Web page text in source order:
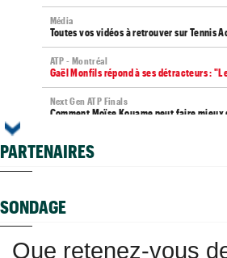
Média
Toutes vos vidéos à retrouver sur Tennis
ATP - Montréal
Gaël Monfils répond à ses détracteurs :
Next Gen ATP Finals
Comment Moïse Kouame peut faire
ATP - Montréal
US Open (Q)
Istanbul (CH)
PARTENAIRES
SONDAGE
Que retenez-vous